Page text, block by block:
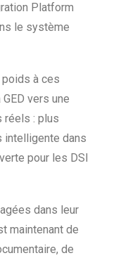
Platform
le système
poids à ces
vers une
réels : plus
intelligente dans
pour les DSI
dans leur
maintenant de
de